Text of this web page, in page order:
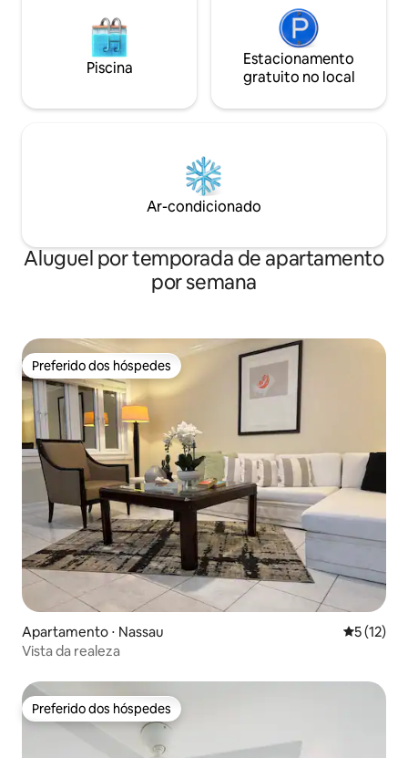
Piscina
Estacionamento
gratuito no local
Ar-condicionado
Aluguel por temporada de apartamento
por semana
Preferido dos hóspedes
Preferido dos hóspedes
Apartamento ⋅ Nassau 5 de uma
5 (12)
Vista da realeza
Preferido dos hóspedes
Preferido dos hóspedes